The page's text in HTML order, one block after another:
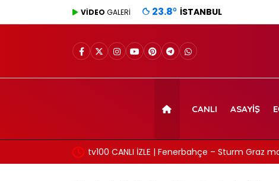
VİDEO GALERİ 23.8° İSTANBUL
CANLI ASAYIŞ
tv100 CANLI İZLE | Fenerbahçe – Sturm Graz